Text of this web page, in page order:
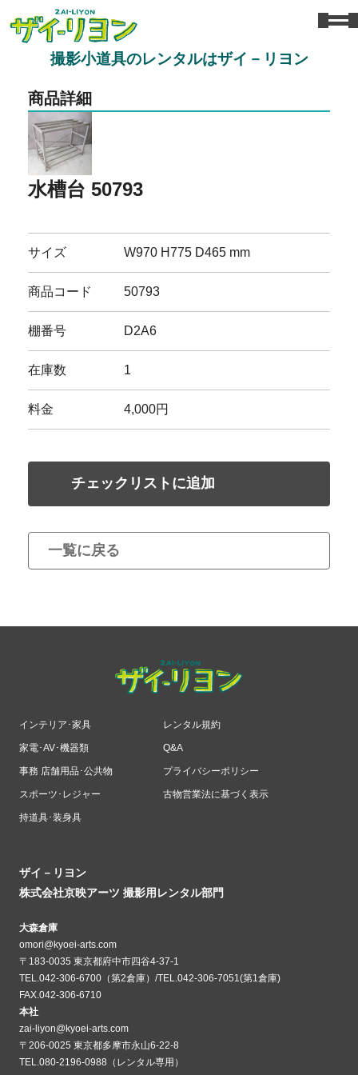
撮影小道具のレンタルはザイ－リヨン
商品詳細
水槽台 50793
サイズ W970 H775 D465 mm
商品コード 50793
棚番号 D2A6
在庫数 1
料金 4,000円
チェックリストに追加
一覧に戻る
インテリア･家具
家電･AV･機器類
事務 店舗用品･公共物
スポーツ･レジャー
持道具･装身具
レンタル規約
Q&A
プライバシーポリシー
古物営業法に基づく表示
ザイ－リヨン
株式会社京映アーツ 撮影用レンタル部門
大森倉庫
omori@kyoei-arts.com
〒183-0035 東京都府中市四谷4-37-1
TEL.042-306-6700（第2倉庫）/TEL.042-306-7051(第1倉庫)
FAX.042-306-6710
本社
zai-liyon@kyoei-arts.com
〒206-0025 東京都多摩市永山6-22-8
TEL.080-2196-0988（レンタル専用）